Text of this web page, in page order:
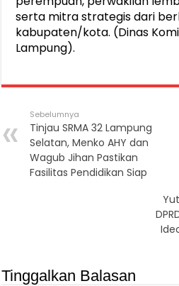
serta mitra strategis dari
kabupaten/kota. (Dinas
Lampung).
Sebelumnya
Tinjau SRMA 32 Lampung
Selatan, Menko AHY dan
Wagub Jihan Pastikan
Fasilitas Pendidikan Siap
Tinggalkan Balasan